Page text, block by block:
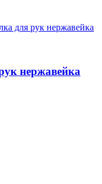
нержавейка